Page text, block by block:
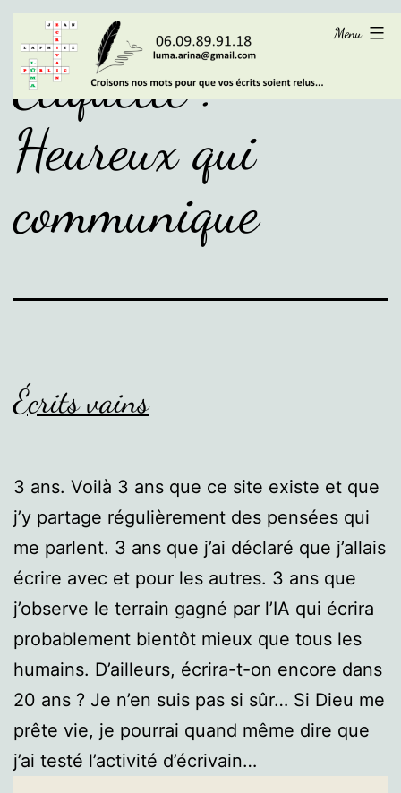
contenu
LÜMA Menu
Étiquette :
Heureux qui
communique
Écrits vains
3 ans. Voilà 3 ans que ce site existe et que
j’y partage régulièrement des pensées qui
me parlent. 3 ans que j’ai déclaré que j’allais
écrire avec et pour les autres. 3 ans que
j’observe le terrain gagné par l’IA qui écrira
probablement bientôt mieux que tous les
humains. D’ailleurs, écrira-t-on encore dans
20 ans ? Je n’en suis pas si sûr… Si Dieu me
prête vie, je pourrai quand même dire que
j’ai testé l’activité d’écrivain…